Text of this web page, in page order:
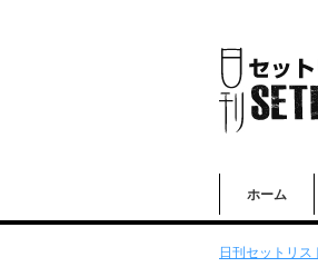
ホーム
日刊セットリス